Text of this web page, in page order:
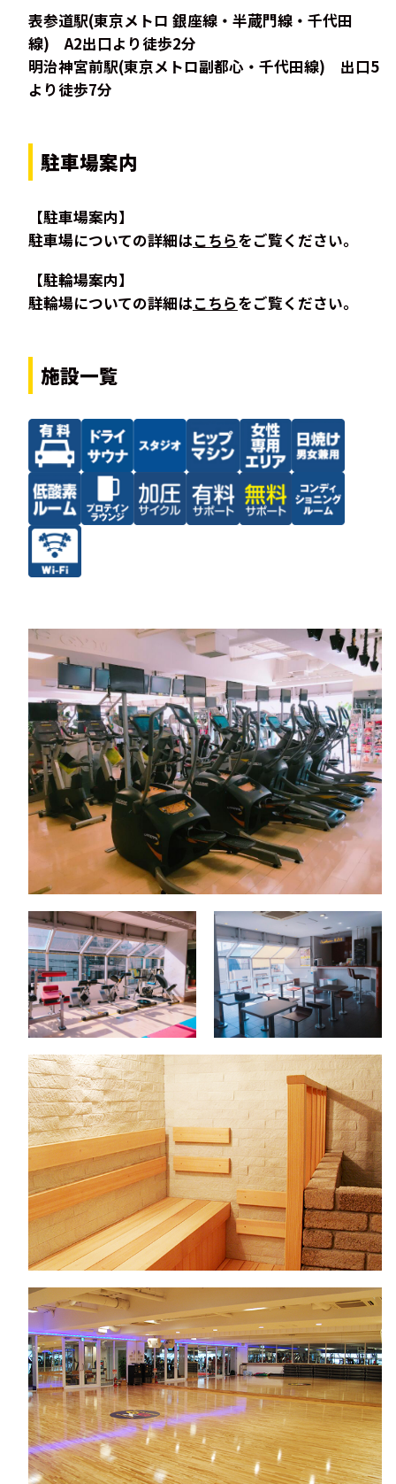
表参道駅(東京メトロ 銀座線・半蔵門線・千代田
線) A2出口より徒歩2分
明治神宮前駅(東京メトロ副都心・千代田線) 出口5
より徒歩7分
駐車場案内
【駐車場案内】
駐車場についての詳細はこちらをご覧ください。
【駐輪場案内】
駐輪場についての詳細はこちらをご覧ください。
施設一覧